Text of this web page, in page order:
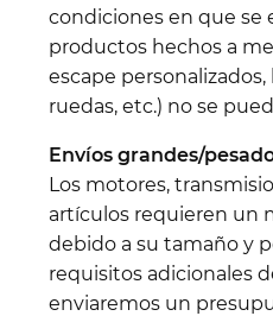
condiciones en que se
productos hechos a
escape
ruedas, etc.) no se
Envíos grandes/
Los motores,
artículos requieren un
debido a su tamaño y
requisitos adicionales
enviaremos un